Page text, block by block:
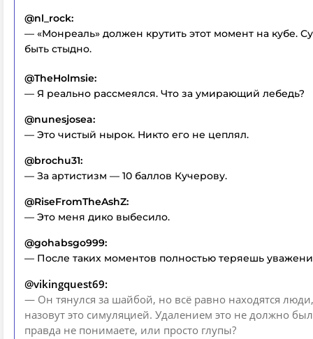
@nl_rock:
— «Монреаль» должен крутить этот момент на кубе.
быть стыдно.
@TheHolmsie:
— Я реально рассмеялся. Что за умирающий лебедь?
@nunesjosea:
— Это чистый нырок. Никто его не цеплял.
@brochu31:
— За артистизм — 10 баллов Кучерову.
@RiseFromTheAshZ:
— Это меня дико выбесило.
@gohabsgo999:
— После таких моментов полностью теряешь
@vikingquest69:
— Он тянулся за шайбой, но всё равно находятся
назовут это симуляцией. Удалением это не должно
правда не понимаете, или просто глупы?